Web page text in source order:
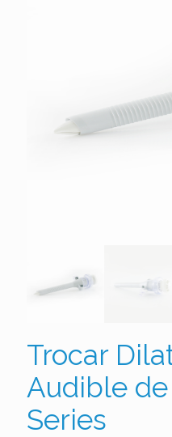
Trocar
Audible de
Series